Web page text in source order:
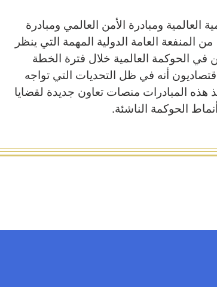
العالمية ومبادرة الأمن العالمي ومبادرة
المنفعة العامة الدولية المهمة التي ينظر
في الحوكمة العالمية خلال فترة الخطة
ويرى خبراء اقتصاديون أنه في ظل التحديات التي تواجه
هذه المبادرات منصات تعاون جديدة لقضايا
الحوكمة الناشئة.